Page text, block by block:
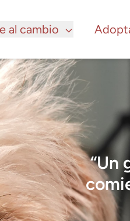
al cambio
“Un